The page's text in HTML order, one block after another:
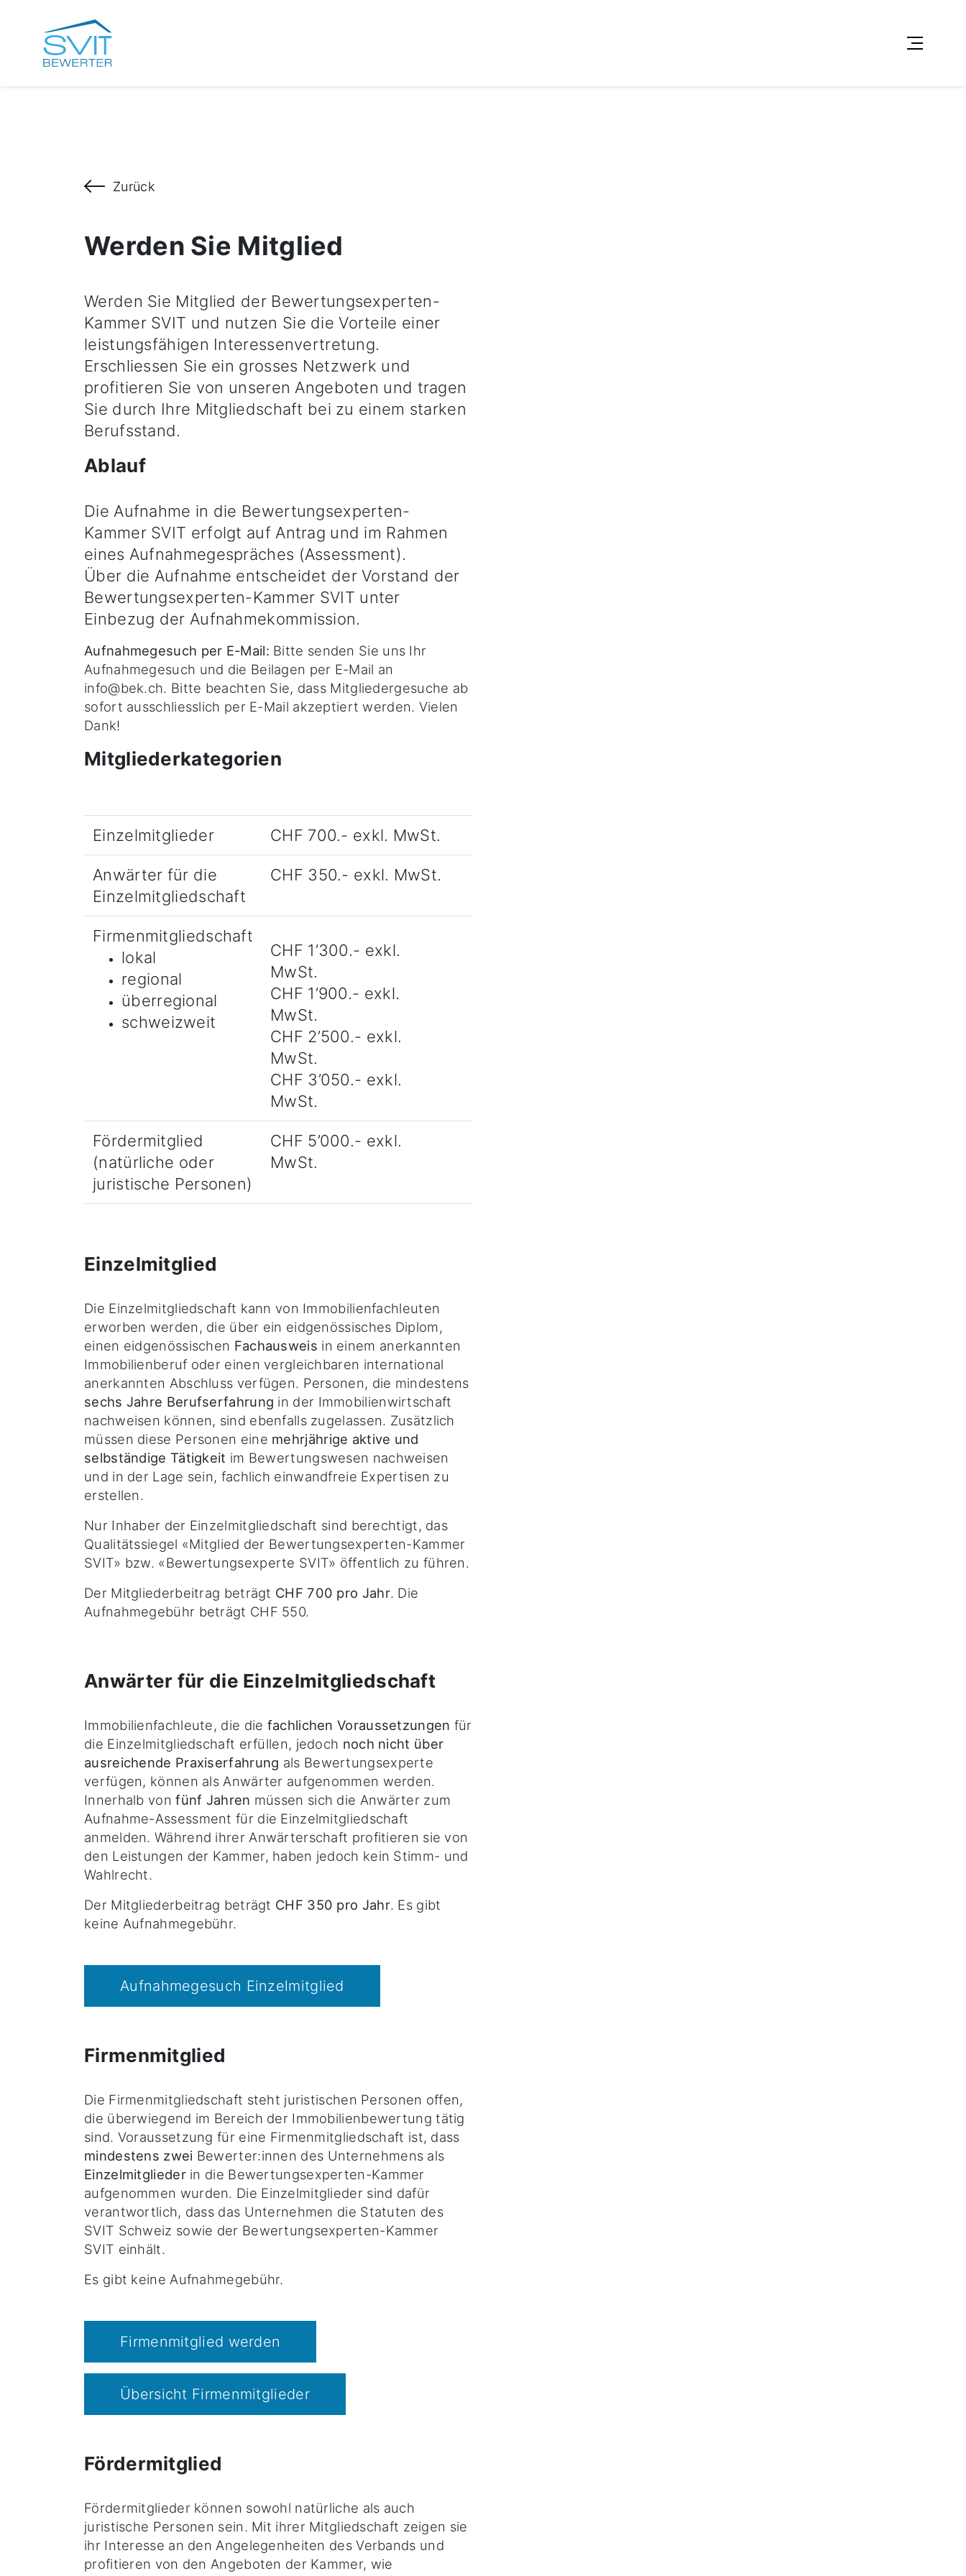
Zurück
Werden Sie Mitglied
Werden Sie Mitglied der Bewertungsexperten-
Kammer SVIT und nutzen Sie die Vorteile einer
leistungsfähigen Interessenvertretung.
Erschliessen Sie ein grosses Netzwerk und
profitieren Sie von unseren Angeboten und tragen
Sie durch Ihre Mitgliedschaft bei zu einem starken
Berufsstand.
Ablauf
Die Aufnahme in die Bewertungsexperten-
Kammer SVIT erfolgt auf Antrag und im Rahmen
eines Aufnahmegespräches (Assessment).
Über die Aufnahme entscheidet der Vorstand der
Bewertungsexperten-Kammer SVIT unter
Einbezug der Aufnahmekommission.
Aufnahmegesuch per E-Mail: Bitte senden Sie uns Ihr
Aufnahmegesuch und die Beilagen per E-Mail an
info@bek.ch. Bitte beachten Sie, dass Mitgliedergesuche ab
sofort ausschliesslich per E-Mail akzeptiert werden. Vielen
Dank!
Mitgliederkategorien
Einzelmitglieder CHF 700.- exkl. MwSt.
Anwärter für die
Einzelmitgliedschaft
CHF 350.- exkl. MwSt.
Firmenmitgliedschaft
lokal
regional
überregional
schweizweit
CHF 1’300.- exkl.
MwSt.
CHF 1’900.- exkl.
MwSt.
CHF 2’500.- exkl.
MwSt.
CHF 3’050.- exkl.
MwSt.
Fördermitglied
(natürliche oder
juristische Personen)
CHF 5’000.- exkl.
MwSt.
Einzelmitglied
Die Einzelmitgliedschaft kann von Immobilienfachleuten
erworben werden, die über ein eidgenössisches Diplom,
einen eidgenössischen Fachausweis in einem anerkannten
Immobilienberuf oder einen vergleichbaren international
anerkannten Abschluss verfügen. Personen, die mindestens
sechs Jahre Berufserfahrung in der Immobilienwirtschaft
nachweisen können, sind ebenfalls zugelassen. Zusätzlich
müssen diese Personen eine mehrjährige aktive und
selbständige Tätigkeit im Bewertungswesen nachweisen
und in der Lage sein, fachlich einwandfreie Expertisen zu
erstellen.
Nur Inhaber der Einzelmitgliedschaft sind berechtigt, das
Qualitätssiegel «Mitglied der Bewertungsexperten-Kammer
SVIT» bzw. «Bewertungsexperte SVIT» öffentlich zu führen.
Der Mitgliederbeitrag beträgt CHF 700 pro Jahr. Die
Aufnahmegebühr beträgt CHF 550.
Anwärter für die Einzelmitgliedschaft
Immobilienfachleute, die die fachlichen Voraussetzungen für
die Einzelmitgliedschaft erfüllen, jedoch noch nicht über
ausreichende Praxiserfahrung als Bewertungsexperte
verfügen, können als Anwärter aufgenommen werden.
Innerhalb vonfünf Jahren müssen sich die Anwärter zum
Aufnahme-Assessment für die Einzelmitgliedschaft
anmelden. Während ihrer Anwärterschaft profitieren sie von
den Leistungen der Kammer, haben jedoch kein Stimm- und
Wahlrecht.
Der Mitgliederbeitrag beträgt CHF 350 pro Jahr. Es gibt
keine Aufnahmegebühr.
Aufnahmegesuch Einzelmitglied
Firmenmitglied
Die Firmenmitgliedschaft steht juristischen Personen offen,
die überwiegend im Bereich der Immobilienbewertung tätig
sind. Voraussetzung für eine Firmenmitgliedschaft ist, dass
mindestens zwei Bewerter:innen des Unternehmens als
Einzelmitgliederin die Bewertungsexperten-Kammer
aufgenommen wurden. Die Einzelmitglieder sind dafür
verantwortlich, dass das Unternehmen die Statuten des
SVIT Schweiz sowie der Bewertungsexperten-Kammer
SVIT einhält.
Es gibt keine Aufnahmegebühr.
Firmenmitglied werden
Übersicht Firmenmitglieder
Fördermitglied
Fördermitglieder können sowohl natürliche als auch
juristische Personen sein. Mit ihrer Mitgliedschaft zeigen sie
ihr Interesse an den Angelegenheiten des Verbands und
profitieren von den Angeboten der Kammer, wie